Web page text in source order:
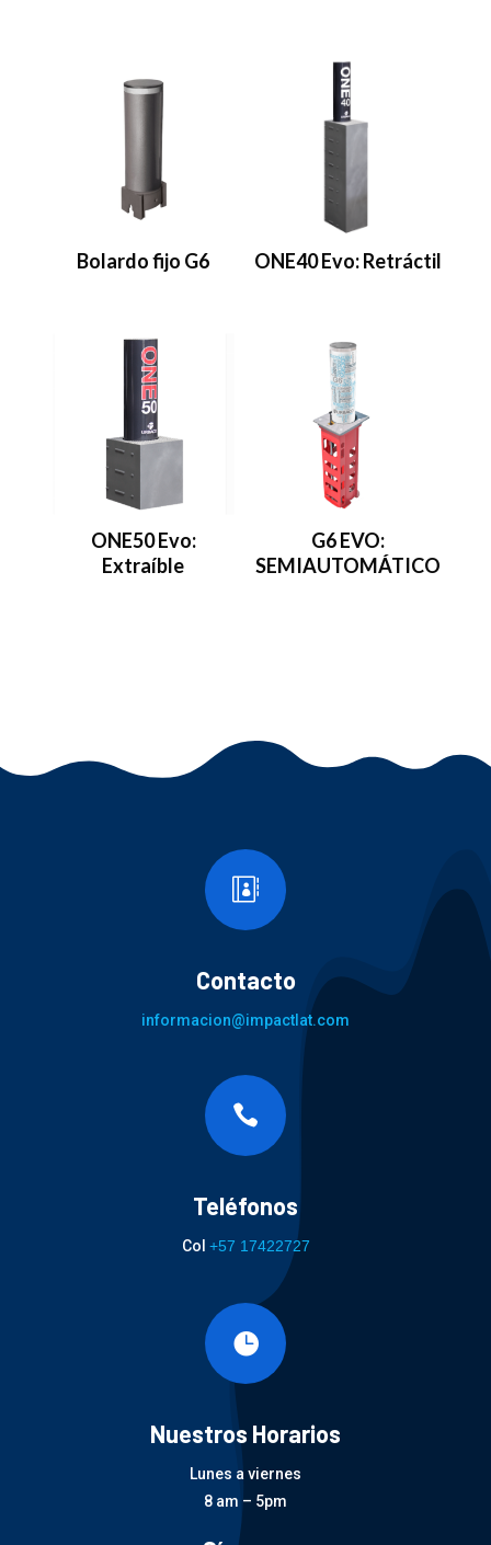
Bolardo fijo G6 ONE40 Evo: Retráctil
ONE50 Evo:
Extraíble
G6 EVO:
SEMIAUTOMÁTICO

Contacto
informacion@impactlat.com

Teléfonos
Col +57 17422727

Nuestros Horarios
Lunes a viernes
8 am – 5pm